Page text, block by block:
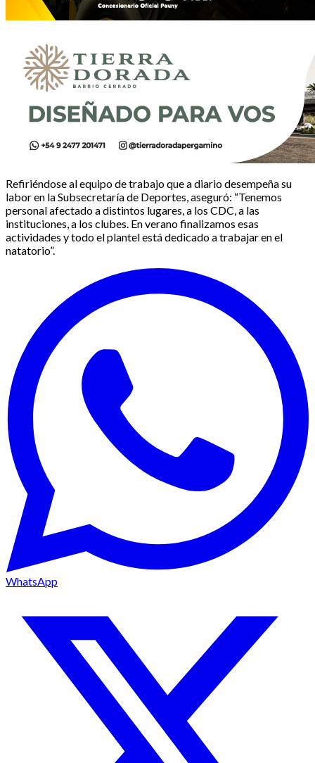
Refiriéndose al equipo de trabajo que a diario desempeña su
labor en la Subsecretaría de Deportes, aseguró: “Tenemos
personal afectado a distintos lugares, a los CDC, a las
instituciones, a los clubes. En verano finalizamos esas
actividades y todo el plantel está dedicado a trabajar en el
natatorio”.
WhatsApp